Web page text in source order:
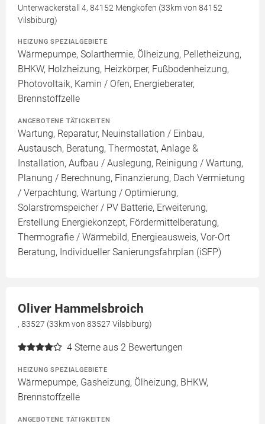
Unterwackerstall 4, 84152 Mengkofen (33km von 84152
Vilsbiburg)
HEIZUNG SPEZIALGEBIETE
Wärmepumpe, Solarthermie, Ölheizung, Pelletheizung,
BHKW, Holzheizung, Heizkörper, Fußbodenheizung,
Photovoltaik, Kamin / Ofen, Energieberater,
Brennstoffzelle
ANGEBOTENE TÄTIGKEITEN
Wartung, Reparatur, Neuinstallation / Einbau,
Austausch, Beratung, Thermostat, Anlage &
Installation, Aufbau / Auslegung, Reinigung / Wartung,
Planung / Berechnung, Finanzierung, Dach Vermietung
/ Verpachtung, Wartung / Optimierung,
Solarstromspeicher / PV Batterie, Erweiterung,
Erstellung Energiekonzept, Fördermittelberatung,
Thermografie / Wärmebild, Energieausweis, Vor-Ort
Beratung, Individueller Sanierungsfahrplan (iSFP)
Oliver Hammelsbroich
, 83527 (33km von 83527 Vilsbiburg)
4 Sterne aus 2 Bewertungen
HEIZUNG SPEZIALGEBIETE
Wärmepumpe, Gasheizung, Ölheizung, BHKW,
Brennstoffzelle
ANGEBOTENE TÄTIGKEITEN